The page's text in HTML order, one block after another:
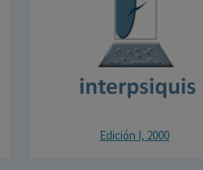
Edición I, 2000